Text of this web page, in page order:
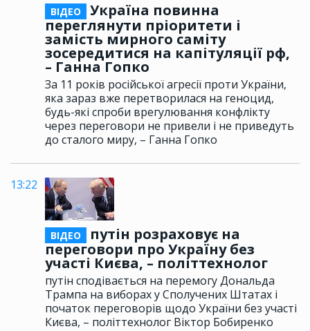
ВІДЕО
Україна повинна
переглянути пріоритети і
замість мирного саміту
зосередитися на капітуляції рф,
– Ганна Гопко
За 11 років російської агресії проти України,
яка зараз вже перетворилася на геноцид,
будь-які спроби врегулювання конфлікту
через переговори не привели і не приведуть
до сталого миру, – Ганна Гопко
13:22
ВІДЕО
путін розраховує на
переговори про Україну без
участі Києва, – політтехнолог
путін сподівається на перемогу Дональда
Трампа на виборах у Сполучених Штатах і
початок переговорів щодо України без участі
Києва, – політтехнолог Віктор Бобиренко